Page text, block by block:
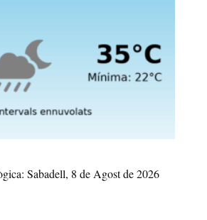
Sabadell, 8 de Agost de 2026